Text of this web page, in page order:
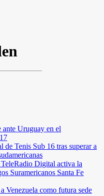
ante Uruguay en el
Tenis Sub 16 tras superar a
Digital activa la
Suramericanos Santa Fe
Venezuela como futura sede